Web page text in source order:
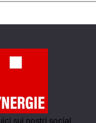
sui nostri social